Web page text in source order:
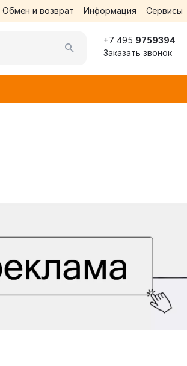
Обмен и возврат Информация Сервисы
+7 495 9759394
Заказать звонок